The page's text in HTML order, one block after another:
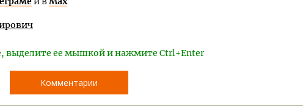
выделите ее мышкой и нажмите Ctrl+Enter
Комментарии